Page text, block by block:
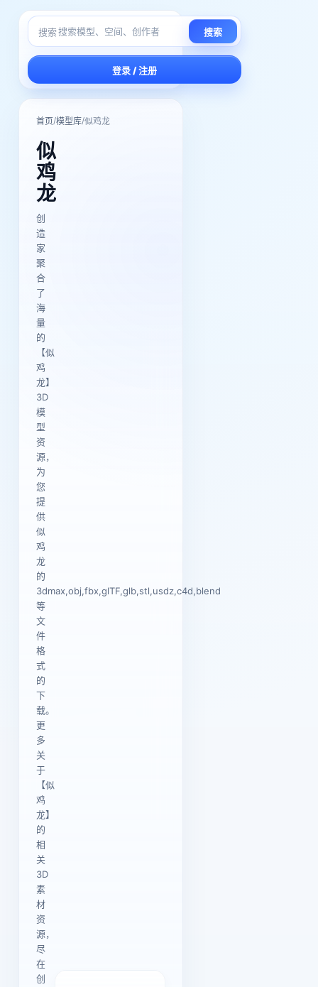
搜索 搜索
登录 / 注册
首页/模型库/似鸡龙
似
鸡
龙
创
造
家
聚
合
了
海
量
的
【似
鸡
龙】
3D
模
型
资
源，
为
您
提
供
似
鸡
龙
的
3dmax,obj,fbx,glTF,glb,stl,usdz,c4d,blend
等
文
件
格
式
的
下
载。
更
多
关
于
【似
鸡
龙】
的
相
关
3D
素
材
资
源，
尽
在
创